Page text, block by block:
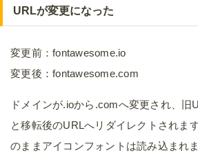
URLが変更になった
変更前：fontawesome.io
変更後：fontawesome.com
ドメインが.ioから.comへ変更され、旧
と移転後のURLへリダイレクトされま
のままアイコンフォントは読み込まれま